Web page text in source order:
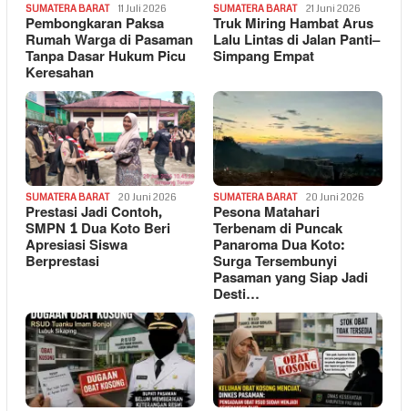
SUMATERA BARAT 11 Juli 2026
Pembongkaran Paksa
Rumah Warga di Pasaman
Tanpa Dasar Hukum Picu
Keresahan
SUMATERA BARAT 21 Juni 2026
Truk Miring Hambat Arus
Lalu Lintas di Jalan Panti–
Simpang Empat
SUMATERA BARAT 20 Juni 2026
Prestasi Jadi Contoh,
SMPN 1 Dua Koto Beri
Apresiasi Siswa
Berprestasi
SUMATERA BARAT 20 Juni 2026
Pesona Matahari
Terbenam di Puncak
Panaroma Dua Koto:
Surga Tersembunyi
Pasaman yang Siap Jadi
Desti…